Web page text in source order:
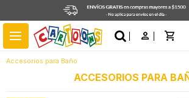
menu
Accesorios para Baño
ACCESORIOS PARA
close